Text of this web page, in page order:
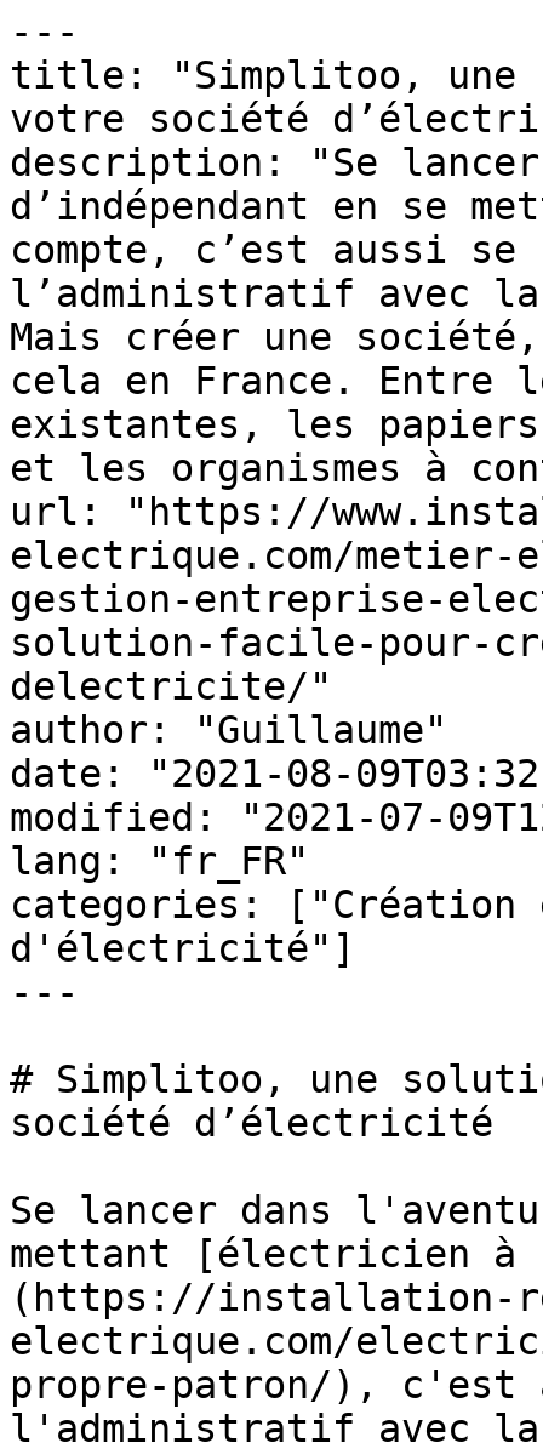
---
title: "Simplitoo, une
votre société
description: "Se
d’indépendant en se
compte, c’est aussi
l’administratif avec
Mais créer une
cela en France. Entre
existantes, les
et les organismes à
url: "https://
electrique.com/
gestion-entreprise-
solution-facile-pour-
delectricite/"
author: "Guillaume"
date: "2021-08-
modified: "2021-07-
lang: "fr_FR"
categories:
d'électricité"]
---
# Simplitoo, une
société d’électricité
Se lancer dans
mettant [électricien à
(https://installation-
electrique.com/
propre-patron/), c'est
l'administratif avec